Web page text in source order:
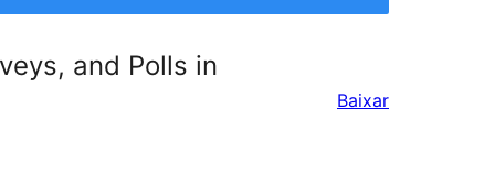
and Polls in
Baixar